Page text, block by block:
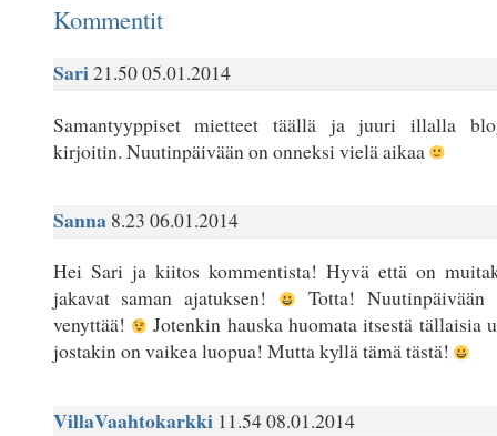
Kommentit
Sari21.50 05.01.2014
Samantyyppiset mietteet täällä ja juuri illalla
kirjoitin. Nuutinpäivään on onneksi vielä aikaa
Sanna8.23 06.01.2014
Hei Sari ja kiitos kommentista! Hyvä että on
jakavat saman ajatuksen!
Totta!
venyttää!
Jotenkin hauska huomata itsestä tällaisia
jostakin on vaikea luopua! Mutta kyllä tämä tästä!
VillaVaahtokarkki 11.54 08.01.2014